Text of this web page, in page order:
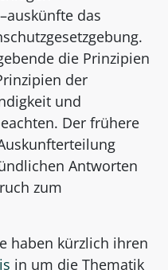
das
die Prinzipien
der
und
Der frühere
Antworten
zum
haben kürzlich ihren
in um die Thematik